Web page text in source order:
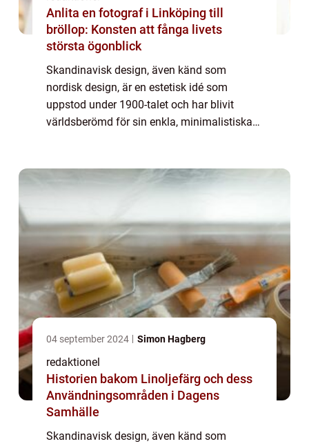
Anlita en fotograf i Linköping till
bröllop: Konsten att fånga livets
största ögonblick
Skandinavisk design, även känd som
nordisk design, är en estetisk idé som
uppstod under 1900-talet och har blivit
världsberömd för sin enkla, minimalistiska
04 september 2024 Simon Hagberg
redaktionel
Historien bakom Linoljefärg och dess
Användningsområden i Dagens
Samhälle
Skandinavisk design, även känd som